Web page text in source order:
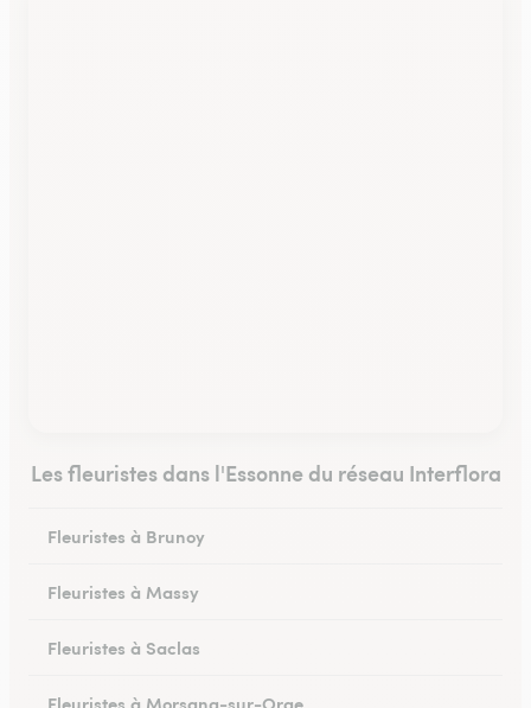
Les fleuristes dans l'Essonne du réseau Interflora
Fleuristes à Brunoy
Fleuristes à Massy
Fleuristes à Saclas
Fleuristes à Morsang-sur-Orge